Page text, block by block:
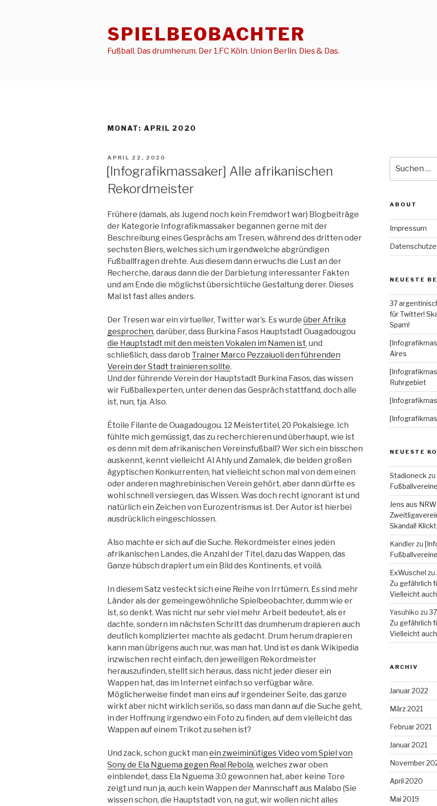
SPIELBEOBACHTER
Fußball. Das drumherum. Der 1.FC Köln. Union Berlin. Dies & Das.
MONAT: APRIL 2020
VERÖFFENTLICHT
APRIL 22, 2020
[Infografikmassaker] Alle afrikanischen
Rekordmeister
Frühere (damals, als Jugend noch kein Fremdwort war) Blogbeiträge
der Kategorie Infografikmassaker begannen gerne mit der
Beschreibung eines Gesprächs am Tresen, während des dritten oder
sechsten Biers, welches sich um irgendwelche abgründigen
Fußballfragen drehte. Aus diesem dann erwuchs die Lust an der
Recherche, daraus dann die der Darbietung interessanter Fakten
und am Ende die möglichst übersichtliche Gestaltung derer. Dieses
Mal ist fast alles anders.
Der Tresen war ein virtueller, Twitter war’s. Es wurde über Afrika
gesprochen, darüber, dass Burkina Fasos Hauptstadt Ouagadougou
die Hauptstadt mit den meisten Vokalen im Namen ist, und
schließlich, dass darob Trainer Marco Pezzaiuoli den führenden
Verein der Stadt trainieren sollte.
Und der führende Verein der Hauptstadt Burkina Fasos, das wissen
wir Fußballexperten, unter denen das Gespräch stattfand, doch alle
ist, nun, tja. Also.
Étoile Filante de Ouagadougou. 12 Meistertitel, 20 Pokalsiege. Ich
fühlte mich gemüssigt, das zu recherchieren und überhaupt, wie ist
es denn mit dem afrikanischen Vereinsfußball? Wer sich ein bisschen
auskennt, kennt vielleicht Al Ahly und Zamalek, die beiden großen
ägyptischen Konkurrenten, hat vielleicht schon mal von dem einen
oder anderen maghrebinischen Verein gehört, aber dann dürfte es
wohl schnell versiegen, das Wissen. Was doch recht ignorant ist und
natürlich ein Zeichen von Eurozentrismus ist. Der Autor ist hierbei
ausdrücklich eingeschlossen.
Also machte er sich auf die Suche. Rekordmeister eines jeden
afrikanischen Landes, die Anzahl der Titel, dazu das Wappen, das
Ganze hübsch drapiert um ein Bild des Kontinents, et voilà.
In diesem Satz vesteckt sich eine Reihe von Irrtümern. Es sind mehr
Länder als der gemeingewöhnliche Spielbeobachter, dumm wie er
ist, so denkt. Was nicht nur sehr viel mehr Arbeit bedeutet, als er
dachte, sondern im nächsten Schritt das drumherum drapieren auch
deutlich komplizierter machte als gedacht. Drum herum drapieren
kann man übrigens auch nur, was man hat. Und ist es dank Wikipedia
inzwischen recht einfach, den jeweiligen Rekordmeister
herauszufinden, stellt sich heraus, dass nicht jeder dieser ein
Wappen hat, das im Internet einfach so verfügbar wäre.
Möglicherweise findet man eins auf irgendeiner Seite, das ganze
wirkt aber nicht wirklich seriös, so dass man dann auf die Suche geht,
in der Hoffnung irgendwo ein Foto zu finden, auf dem vielleicht das
Wappen auf einem Trikot zu sehen ist?
Und zack, schon guckt man ein zweiminütiges Video vom Spiel von
Sony de Ela Nguema gegen Real Rebola, welches zwar oben
einblendet, dass Ela Nguema 3:0 gewonnen hat, aber keine Tore
zeigt und nun ja, auch kein Wappen der Mannschaft aus Malabo (Sie
wissen schon, die Hauptstadt von, na gut, wir wollen nicht alles
nach:
ABOUT
Impressum
NEUESTE
37
für Twitter!
Spam!
Aires
Ruhrgebiet
NEUESTE
Stadioneck zu
Jens aus NRW
Skandal!
Kandlerzu
ExWuschel zu
Zu gefährlich
Vielleicht
Yasuhiko zu
Zu gefährlich
Vielleicht
ARCHIV
Januar 2022
März 2021
Februar 2021
Januar 2021
November
April 2020
Mai 2019